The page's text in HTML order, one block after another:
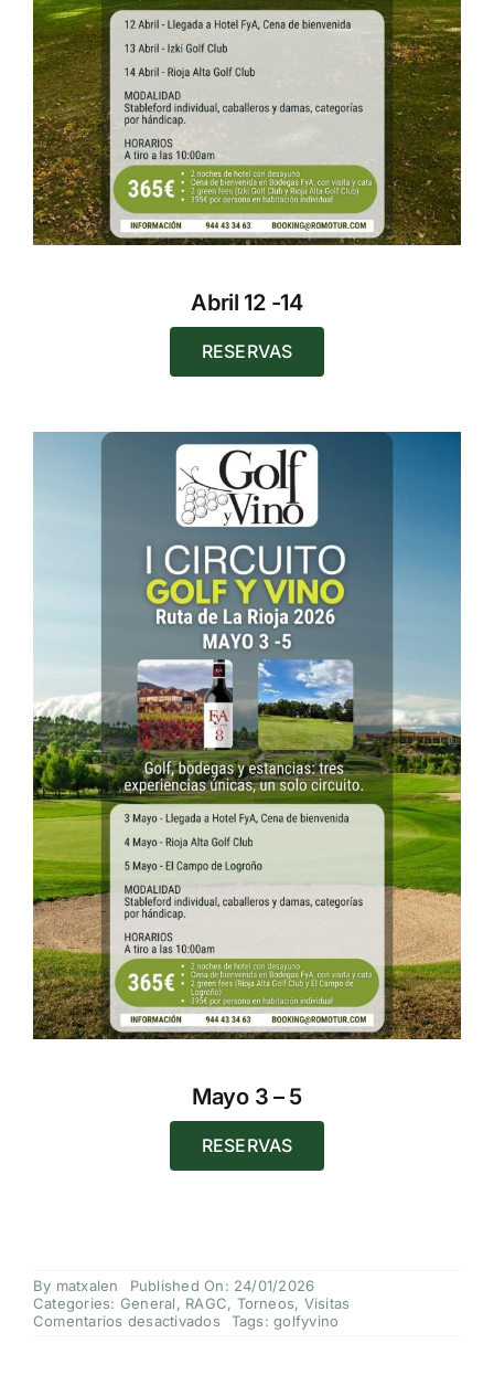
Abril 12 -14
RESERVAS
Mayo 3 – 5
RESERVAS
By matxalen
Published On: 24/01/2026
Categories: General, RAGC, Torneos, Visitas
Comentarios desactivadosenTags:golfyvino